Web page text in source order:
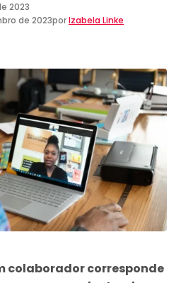
2023
de 2023porIzabela Linke
colaborador corresponde